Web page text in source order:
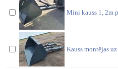
Mini kauss 1, 2m
Kauss montējas